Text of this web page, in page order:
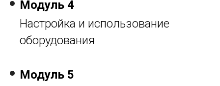
Модуль 4
Настройка и использование
оборудования
Модуль 5